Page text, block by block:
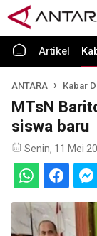
Artikel
ANTARA Kabar
MTsN
siswa baru
Senin, 11 Mei